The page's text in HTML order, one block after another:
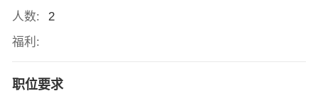
人数:
2
福利:
职位要求